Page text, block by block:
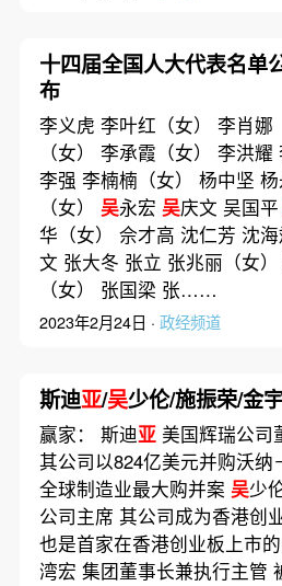
十四届全国人大代表名单
布
李义虎 李叶红（女） 李肖娜
（女） 李承霞（女） 李洪
李强 李楠楠（女） 杨中坚
（女） 吴永宏 吴庆文 吴国平
华（女） 佘才高 沈仁芳 沈
文 张大冬 张立 张兆丽（女
（女） 张国梁 张……
2023年2月24日 · 政经频道
斯迪亚/吴少伦/施振荣/金
赢家： 斯迪亚美国辉瑞公司
其公司以824亿美元并购沃纳
全球制造业最大购并案 吴少
公司主席 其公司成为香港创
也是首家在香港创业板上市
湾宏 集团董事长兼执行主